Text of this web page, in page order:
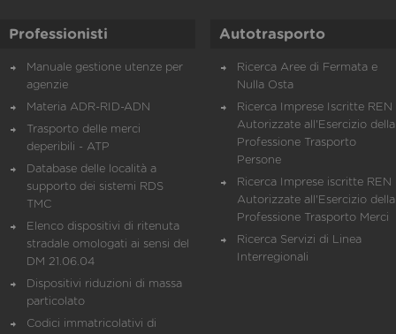
Professionisti
Manuale gestione utenze per
agenzie
Materia ADR-RID-ADN
Trasporto delle merci
deperibili - ATP
Database delle località a
supporto dei sistemi RDS
TMC
Elenco dispositivi di ritenuta
stradale omologati ai sensi del
DM 21.06.04
Dispositivi riduzioni di massa
particolato
Codici immatricolativi di
Autotrasporto
Ricerca Aree di Fermata e
Nulla Osta
Ricerca Imprese Iscritte REN
Autorizzate all'Esercizio della
Professione Trasporto
Persone
Ricerca Imprese iscritte REN
Autorizzate all'Esercizio della
Professione Trasporto Merci
Ricerca Servizi di Linea
Interregionali